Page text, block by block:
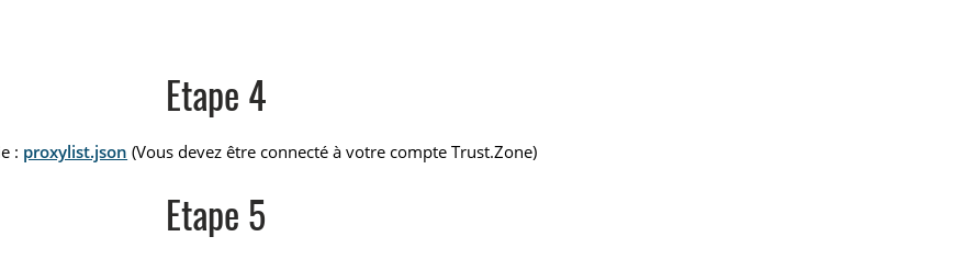
Etape 4
: proxylist.json (Vous devez être connecté à votre compte Trust.Zone)
Etape 5